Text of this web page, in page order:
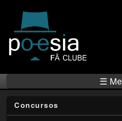
☰
Concursos